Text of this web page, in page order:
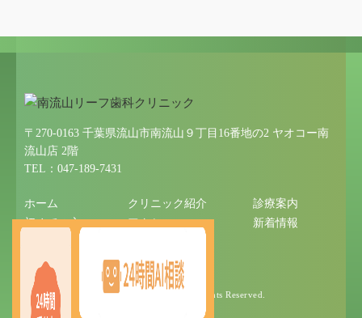
〒270-0163 千葉県流山市南流山９丁目16番地の2 ヤオコー南
流山店 2階
TEL：047-189-7431
ホーム クリニック紹介
診療案内
初めての方へ
アクセス
新着情報
© 2025 南流山リーフ歯科クリニック All Rights Reserved.